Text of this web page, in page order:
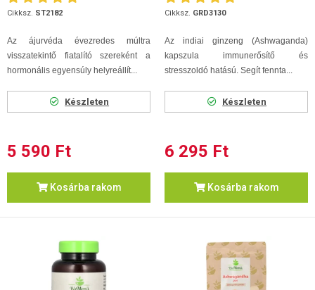
Cikksz. ST2182
Az ájurvéda évezredes múltra
visszatekintő fiatalító szereként a
hormonális egyensúly helyreállít...
Készleten
5 590 Ft
Kosárba rakom
Cikksz. GRD3130
Az indiai ginzeng (Ashwaganda)
kapszula immunerősítő és
stresszoldó hatású. Segít fennta...
Készleten
6 295 Ft
Kosárba rakom